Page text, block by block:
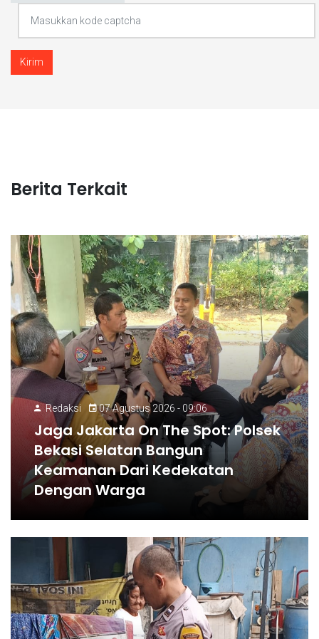
Kirim
Berita Terkait
Redaksi 07 Agustus 2026 - 09:06
Jaga Jakarta On The Spot: Polsek
Bekasi Selatan Bangun
Keamanan Dari Kedekatan
Dengan Warga